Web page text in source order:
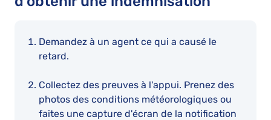
Demandez à un agent ce qui a causé le
retard.
Collectez des preuves à l'appui. Prenez des
photos des conditions météorologiques ou
faites une capture d'écran de la notification